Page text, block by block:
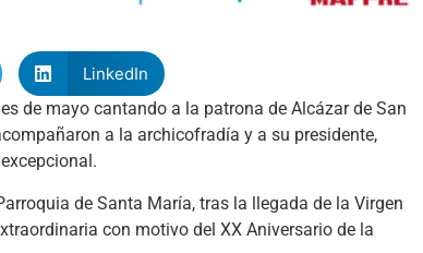
LinkedIn
de mayo cantando a la patrona de Alcázar de San
a la archicofradía y a su presidente,
de Santa María, tras la llegada de la Virgen
con motivo del XX Aniversario de la